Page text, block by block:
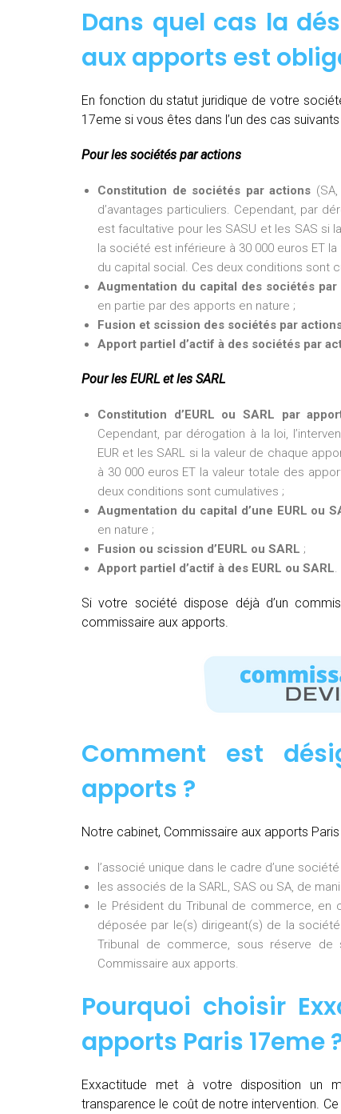
Dans quel cas la
aux apports est
En fonction du statut juridique de votre
17eme si vous êtes dans l’un des cas suivants
Pour les sociétés par actions
Constitution de sociétés par actions
d’avantages particuliers. Cependant, par
est facultative pour les SASU et les SAS si
la société est inférieure à 30 000 euros ET
du capital social. Ces deux conditions sont
Augmentation du capital des sociétés par
en partie par des apports en nature ;
Fusion et scission des sociétés par
Apport partiel d’actif à des sociétés par
Pour les EURL et les SARL
Constitution d’EURL ou SARL par
Cependant, par dérogation à la loi,
EUR et les SARL si la valeur de chaque
à 30 000 euros ET la valeur totale des
deux conditions sont cumulatives ;
Augmentation du capital d’une EURL ou
en nature ;
Fusion ou scission d’EURL ou SARL ;
Apport partiel d’actif à des EURL ou SARL.
Si votre société dispose déjà d’un
commissaire aux apports.
Comment est
apports ?
Notre cabinet, Commissaire aux apports
l’associé unique dans le cadre d’une
les associés de la SARL, SAS ou SA, de
le Président du Tribunal de commerce,
déposée par le(s) dirigeant(s) de la
Tribunal de commerce, sous réserve
Commissaire aux apports.
Pourquoi choisir
apports Paris 17eme
Exxactitude met à votre disposition un
transparence le coût de notre intervention.